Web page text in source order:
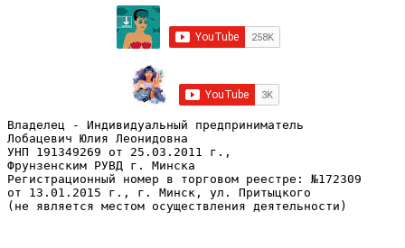
Владелец - Индивидуальный предприниматель
Лобацевич Юлия Леонидовна
УНП 191349269 от 25.03.2011 г.,
Фрунзенским РУВД г. Минска
Регистрационный номер в торговом реестре: №172309
от 13.01.2015 г., г. Минск, ул. Притыцкого
(не является местом осуществления деятельности)